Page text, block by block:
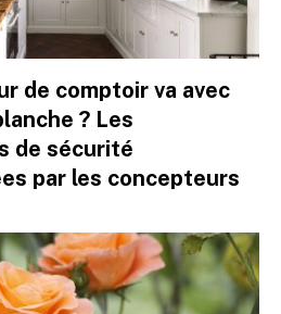
de comptoir va avec
? Les
de sécurité
par les concepteurs